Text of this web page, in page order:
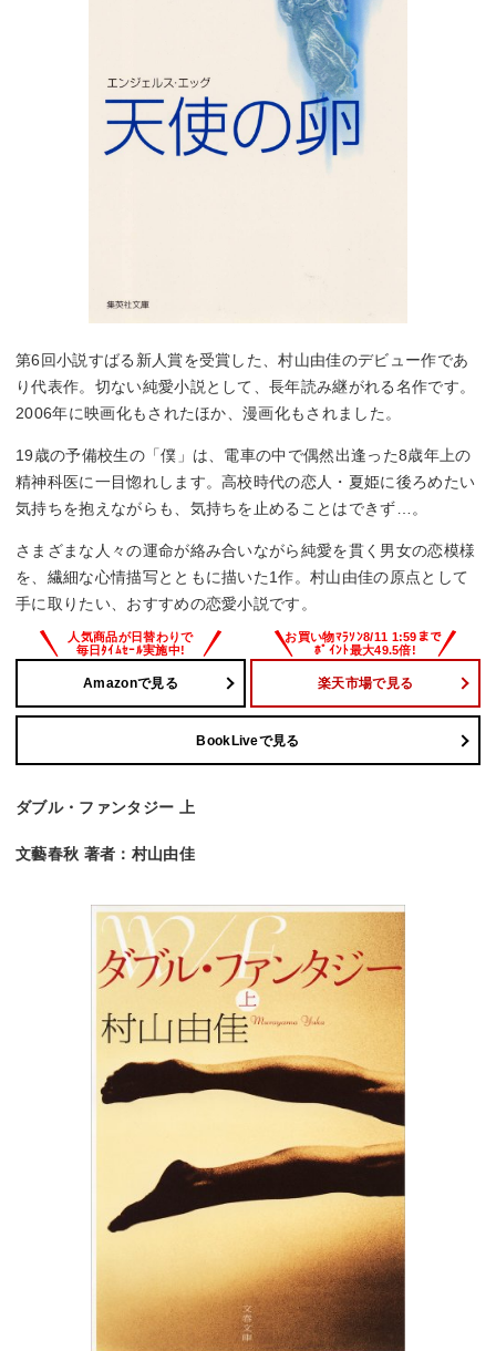
第6回小説すばる新人賞を受賞した、村山由佳のデビュー作であ
り代表作。切ない純愛小説として、長年読み継がれる名作です。
2006年に映画化もされたほか、漫画化もされました。
19歳の予備校生の「僕」は、電車の中で偶然出逢った8歳年上の
精神科医に一目惚れします。高校時代の恋人・夏姫に後ろめたい
気持ちを抱えながらも、気持ちを止めることはできず…。
さまざまな人々の運命が絡み合いながら純愛を貫く男女の恋模様
を、繊細な心情描写とともに描いた1作。村山由佳の原点として
手に取りたい、おすすめの恋愛小説です。
Amazonで見る 楽天市場で見る
BookLiveで見る
ダブル・ファンタジー 上
文藝春秋 著者：村山由佳